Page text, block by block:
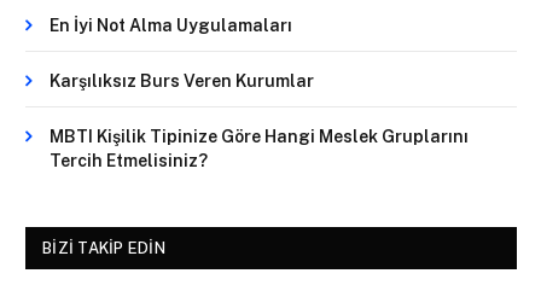
En İyi Not Alma Uygulamaları
Karşılıksız Burs Veren Kurumlar
MBTI Kişilik Tipinize Göre Hangi Meslek Gruplarını
Tercih Etmelisiniz?
BIZI TAKIP EDIN